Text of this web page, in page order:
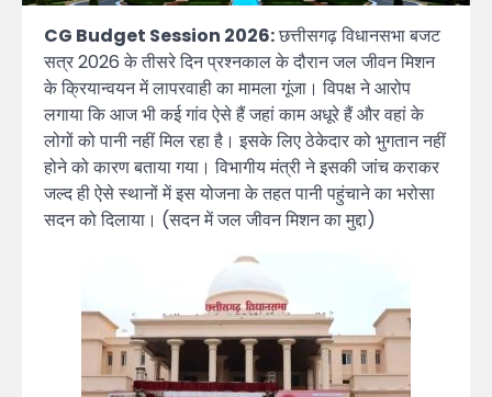
CG Budget Session 2026:छत्तीसगढ़ विधानसभा बजट
सत्र 2026 के तीसरे दिन प्रश्नकाल के दौरान जल जीवन मिशन
के क्रियान्वयन में लापरवाही का मामला गूंजा। विपक्ष ने आरोप
लगाया कि आज भी कई गांव ऐसे हैं जहां काम अधूरे हैं और वहां के
लोगों को पानी नहीं मिल रहा है। इसके लिए ठेकेदार को भुगतान नहीं
होने को कारण बताया गया। विभागीय मंत्री ने इसकी जांच कराकर
जल्द ही ऐसे स्थानों में इस योजना के तहत पानी पहुंचाने का भरोसा
सदन को दिलाया। (सदन में जल जीवन मिशन का मुद्दा)